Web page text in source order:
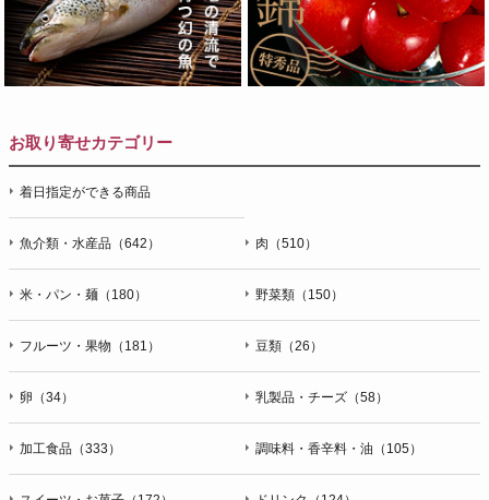
お取り寄せカテゴリー
着日指定ができる商品
魚介類・水産品（642） 肉（510）
米・パン・麺（180） 野菜類（150）
フルーツ・果物（181） 豆類（26）
卵（34） 乳製品・チーズ（58）
加工食品（333） 調味料・香辛料・油（105）